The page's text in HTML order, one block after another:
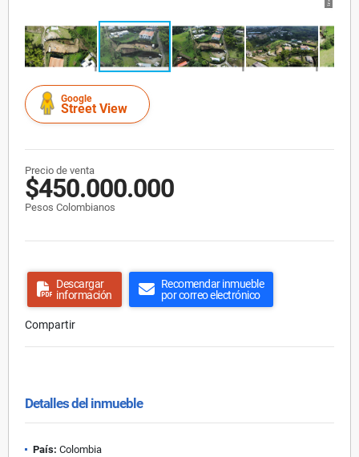
Google
Street View
Precio de venta
$450.000.000
Pesos Colombianos
Descargar
información
Recomendar inmueble
por correo electrónico
Compartir
Detalles del inmueble
País: Colombia